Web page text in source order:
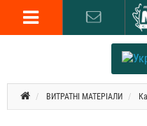
ВИТРАТНІ МАТЕРІАЛИ